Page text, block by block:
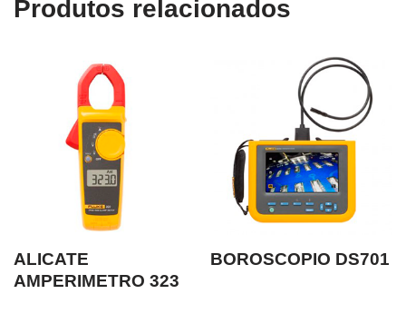
Produtos relacionados
ALICATE
AMPERIMETRO 323
BOROSCOPIO DS701